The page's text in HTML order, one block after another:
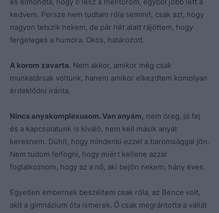
és elmondta, hogy ő lesz a mentorom, egyből jobb lett a
kedvem. Persze nem tudtam róla semmit, csak azt, hogy
nagyon tetszik nekem, de pár hét alatt rájöttem, hogy
fergeteges a humora. Okos, határozott.
A korom zavarta. Nem akkor, amikor még csak
munkatársak voltunk, hanem amikor elkezdtem komolyan
érdeklődni iránta.
Nincs anyakomplexusom. Van anyám, nem öreg, jó fej
és a kapcsolatunk is kiváló, nem kell másik anyát
keresnem. Dühít, hogy mindenki ezzel a baromsággal jön.
Nem tudom felfogni, hogy miért kellene azzal
foglalkoznom, hogy az a nő, aki bejön nekem, hány éves.
Egyetlen embernek beszéltem csak róla, az Bence volt,
akit a gimnázium óta ismerek. Ő csak megrántotta a vállát